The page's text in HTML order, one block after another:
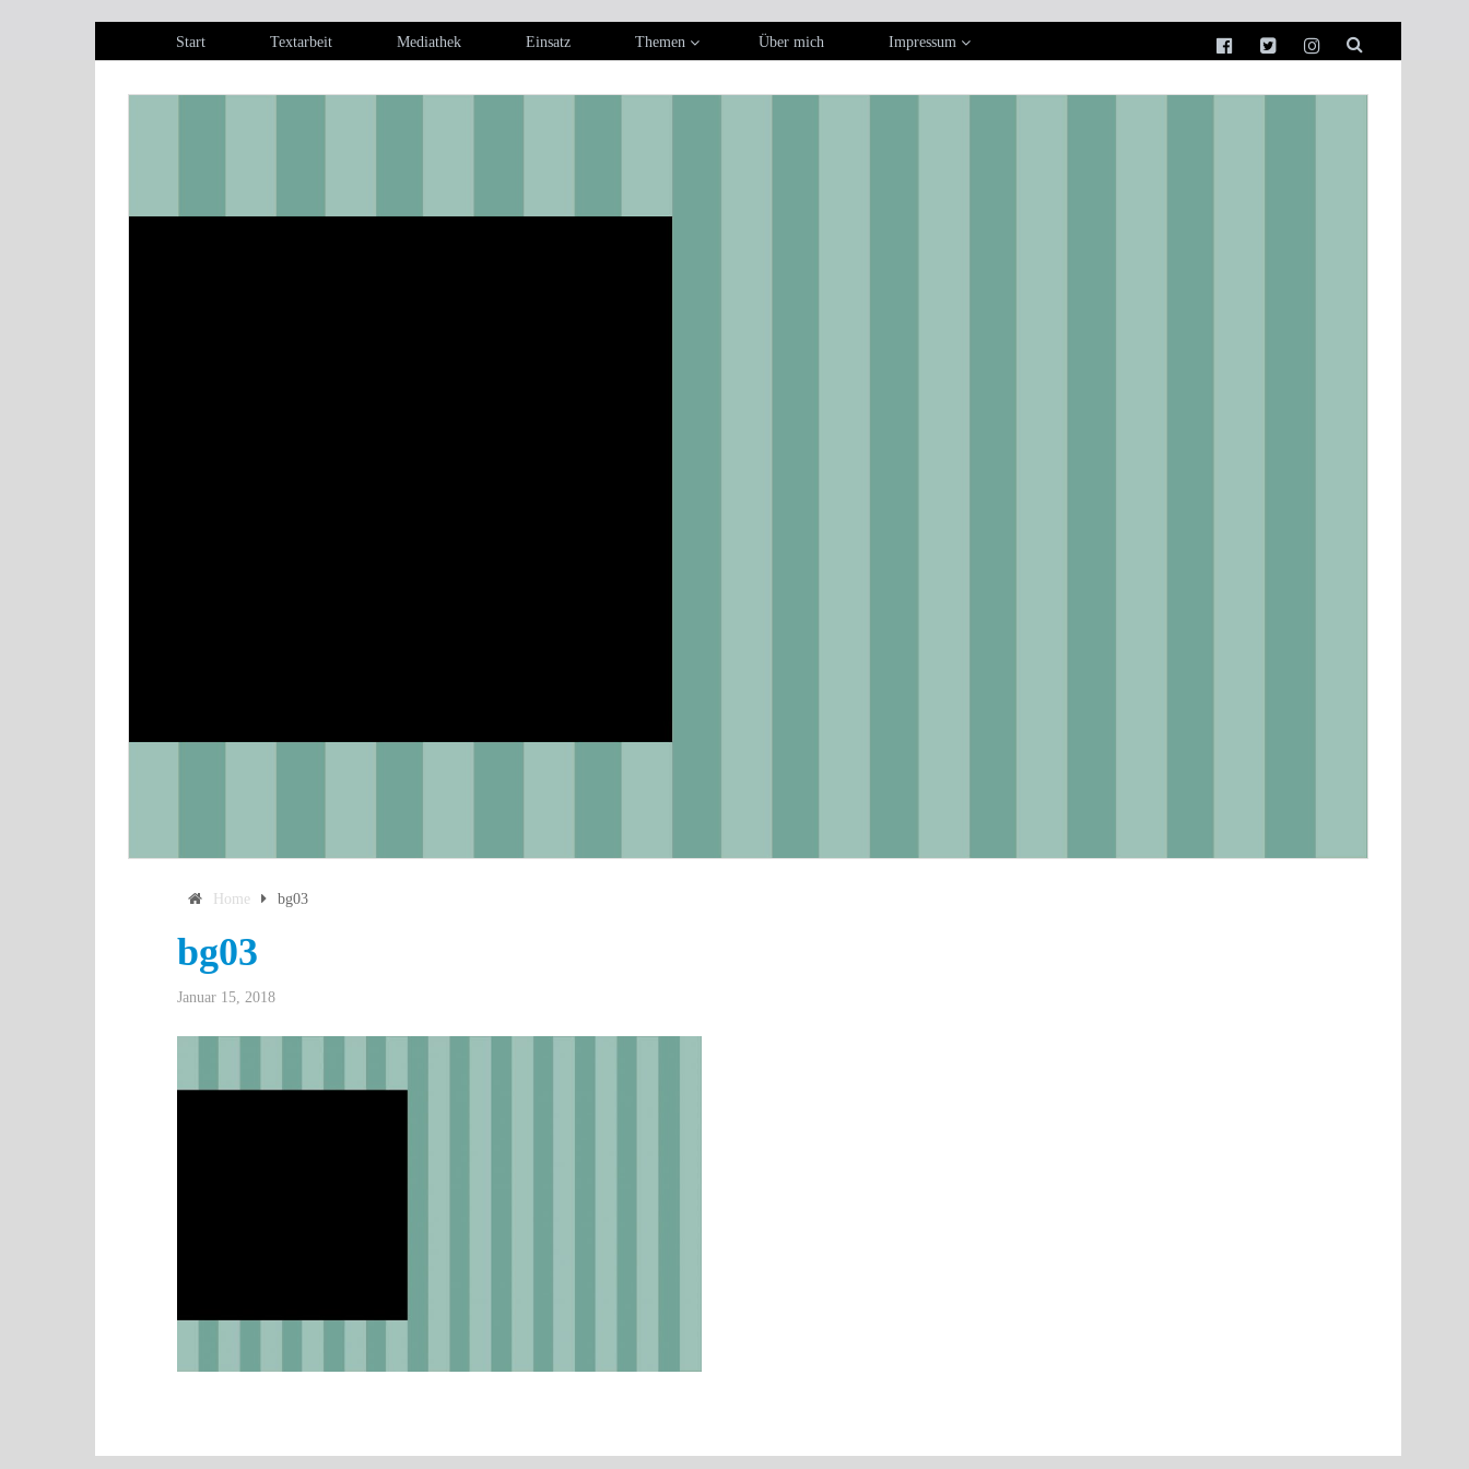
Start Textarbeit Mediathek Einsatz Themen Über mich Impressum
Home bg03
bg03
Januar 15, 2018